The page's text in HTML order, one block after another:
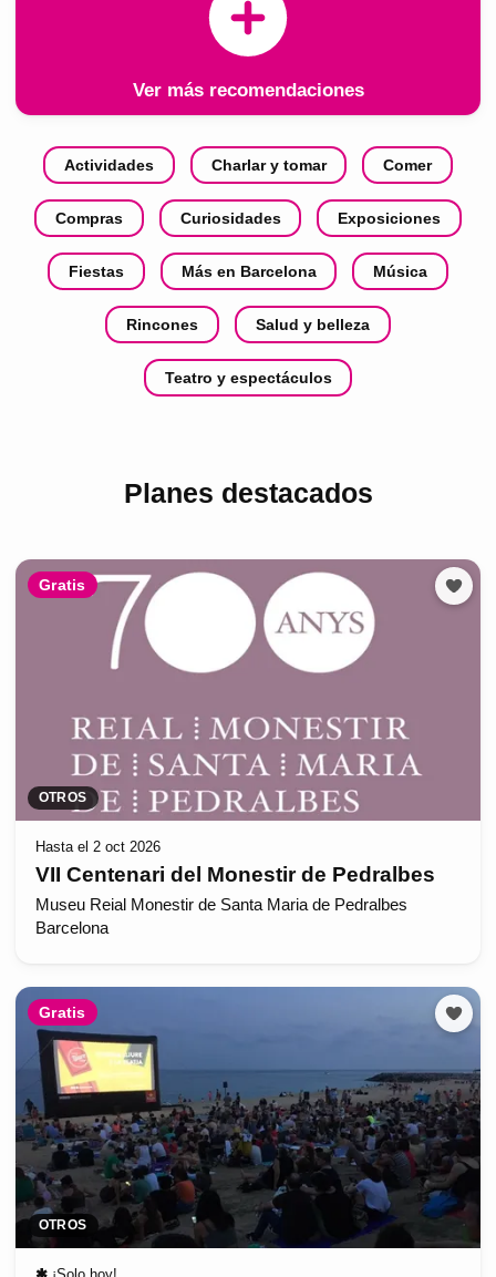
Ver más recomendaciones
Actividades Charlar y tomar Comer
Compras Curiosidades Exposiciones
Fiestas Más en Barcelona Música
Rincones Salud y belleza
Teatro y espectáculos
Planes destacados
Gratis
OTROS
Hasta el 2 oct 2026
VII Centenari del Monestir de Pedralbes
Museu Reial Monestir de Santa Maria de Pedralbes
Barcelona
Gratis
OTROS